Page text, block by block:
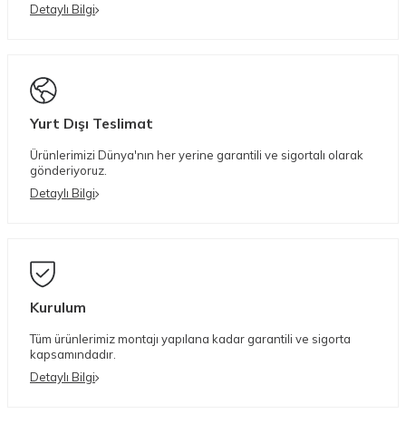
Detaylı Bilgi
Yurt Dışı Teslimat
Ürünlerimizi Dünya'nın her yerine garantili ve sigortalı olarak
gönderiyoruz.
Detaylı Bilgi
Kurulum
Tüm ürünlerimiz montajı yapılana kadar garantili ve sigorta
kapsamındadır.
Detaylı Bilgi